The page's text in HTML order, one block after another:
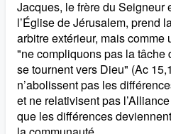
Jacques, le frère du Seigneur
l’Église de Jérusalem, prend
arbitre extérieur, mais comme
"ne compliquons pas la tâche
se tournent vers Dieu" (Ac
n’abolissent pas les
et ne relativisent pas
que les différences